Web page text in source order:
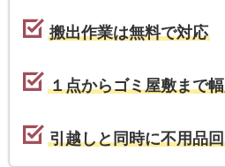
搬出作業は無料で対応
１点からゴミ屋敷まで
引越しと同時に不用品